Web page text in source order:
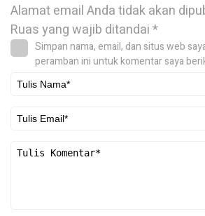
Alamat email Anda tidak akan
Ruas yang wajib ditandai*
Simpan nama, email, dan situs web
peramban ini untuk komentar saya